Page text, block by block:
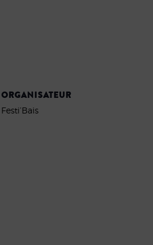
ORGANISATEUR
Festi’Bais